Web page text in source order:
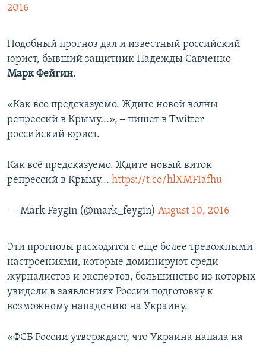
2016
Подобный прогноз дал и известный российский
юрист, бывший защитник Надежды Савченко
Марк Фейгин.
«Как все предсказуемо. Ждите новой волны
репрессий в Крыму...»,‒пишет в Twitter
российский юрист.
Как всё предсказуемо. Ждите новый виток
репрессий в Крыму... https://t.co/hlXMFIafhu
— Mark Feygin (@mark_feygin) August 10, 2016
Эти прогнозы расходятся с еще более тревожными
настроениями, которые доминируют среди
журналистов и экспертов, большинство из которых
увидели в заявлениях России подготовку к
возможному нападению на Украину.
«ФСБ России утверждает, что Украина напала на